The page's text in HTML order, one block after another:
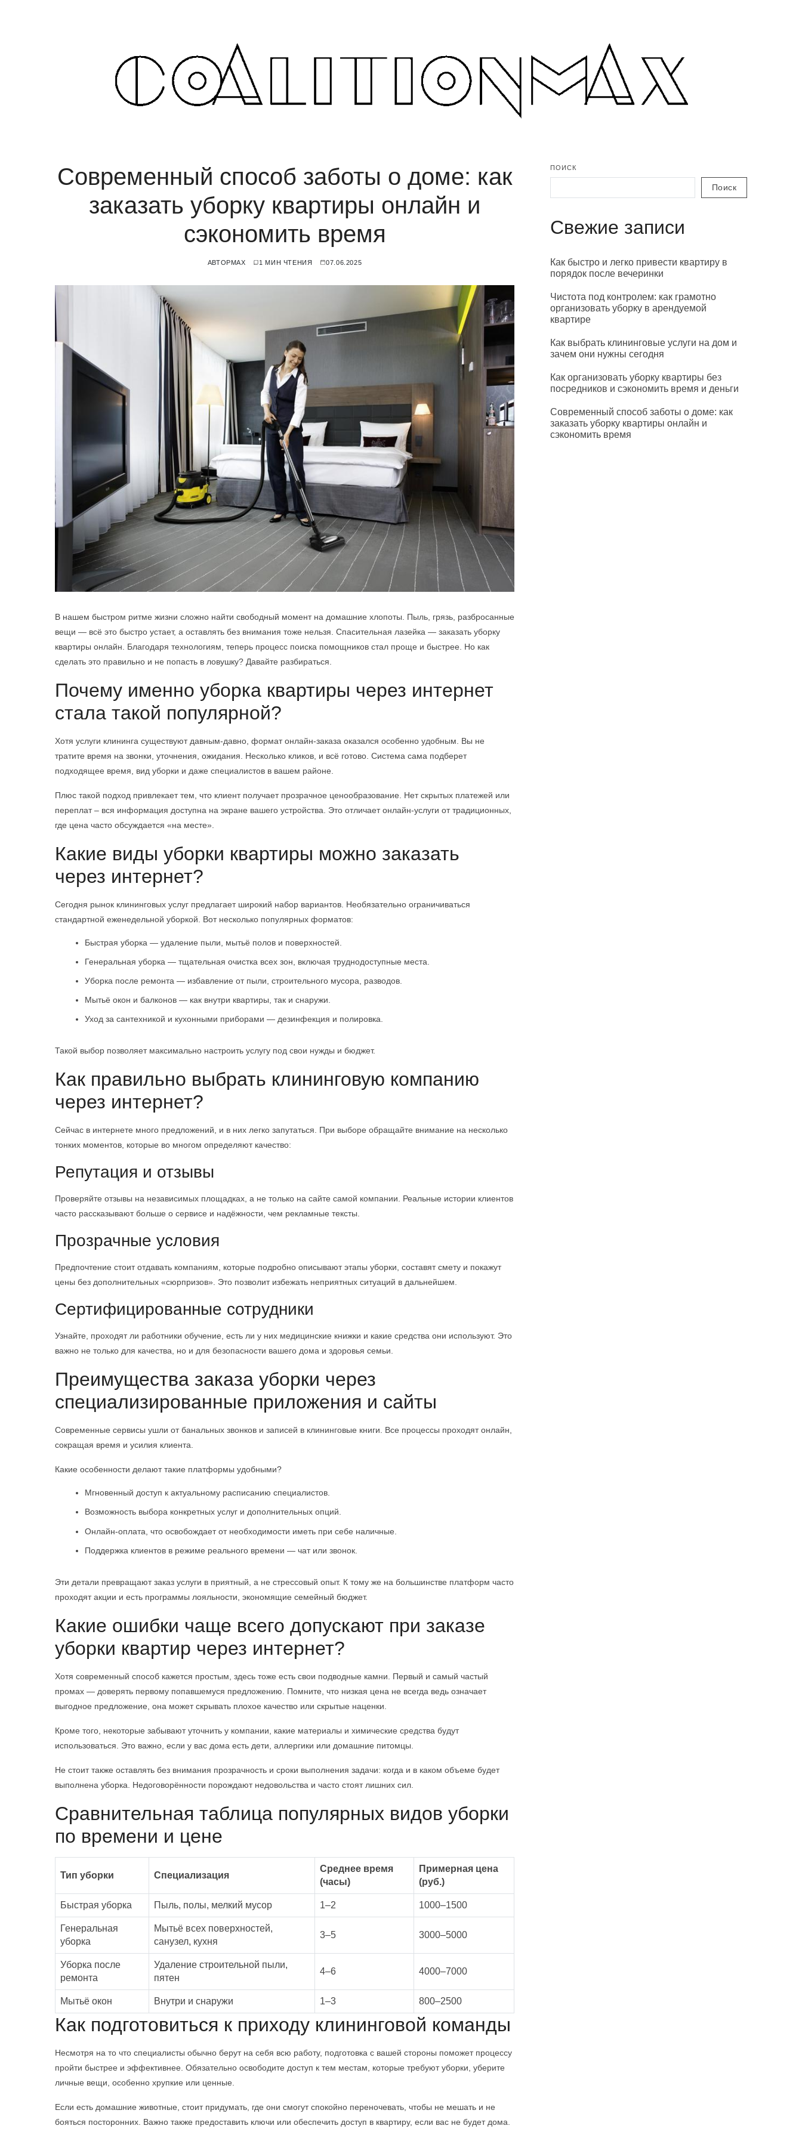
Современный способ заботы о доме: как
заказать уборку квартиры онлайн и
сэкономить время
АВТОРMAX 1 МИН ЧТЕНИЯ 07.06.2025
В нашем быстром ритме жизни сложно найти свободный момент на домашние хлопоты. Пыль, грязь, разбросанные
вещи — всё это быстро устает, а оставлять без внимания тоже нельзя. Спасительная лазейка — заказать уборку
квартиры онлайн. Благодаря технологиям, теперь процесс поиска помощников стал проще и быстрее. Но как
сделать это правильно и не попасть в ловушку? Давайте разбираться.
Почему именно уборка квартиры через интернет
стала такой популярной?
Хотя услуги клининга существуют давным-давно, формат онлайн-заказа оказался особенно удобным. Вы не
тратите время на звонки, уточнения, ожидания. Несколько кликов, и всё готово. Система сама подберет
подходящее время, вид уборки и даже специалистов в вашем районе.
Плюс такой подход привлекает тем, что клиент получает прозрачное ценообразование. Нет скрытых платежей или
переплат – вся информация доступна на экране вашего устройства. Это отличает онлайн-услуги от традиционных,
где цена часто обсуждается «на месте».
Какие виды уборки квартиры можно заказать
через интернет?
Сегодня рынок клининговых услуг предлагает широкий набор вариантов. Необязательно ограничиваться
стандартной еженедельной уборкой. Вот несколько популярных форматов:
Быстрая уборка — удаление пыли, мытьё полов и поверхностей.
Генеральная уборка — тщательная очистка всех зон, включая труднодоступные места.
Уборка после ремонта — избавление от пыли, строительного мусора, разводов.
Мытьё окон и балконов — как внутри квартиры, так и снаружи.
Уход за сантехникой и кухонными приборами — дезинфекция и полировка.
Такой выбор позволяет максимально настроить услугу под свои нужды и бюджет.
Как правильно выбрать клининговую компанию
через интернет?
Сейчас в интернете много предложений, и в них легко запутаться. При выборе обращайте внимание на несколько
тонких моментов, которые во многом определяют качество:
Репутация и отзывы
Проверяйте отзывы на независимых площадках, а не только на сайте самой компании. Реальные истории клиентов
часто рассказывают больше о сервисе и надёжности, чем рекламные тексты.
Прозрачные условия
Предпочтение стоит отдавать компаниям, которые подробно описывают этапы уборки, составят смету и покажут
цены без дополнительных «сюрпризов». Это позволит избежать неприятных ситуаций в дальнейшем.
Сертифицированные сотрудники
Узнайте, проходят ли работники обучение, есть ли у них медицинские книжки и какие средства они используют. Это
важно не только для качества, но и для безопасности вашего дома и здоровья семьи.
Преимущества заказа уборки через
специализированные приложения и сайты
Современные сервисы ушли от банальных звонков и записей в клининговые книги. Все процессы проходят онлайн,
сокращая время и усилия клиента.
Какие особенности делают такие платформы удобными?
Мгновенный доступ к актуальному расписанию специалистов.
Возможность выбора конкретных услуг и дополнительных опций.
Онлайн-оплата, что освобождает от необходимости иметь при себе наличные.
Поддержка клиентов в режиме реального времени — чат или звонок.
Эти детали превращают заказ услуги в приятный, а не стрессовый опыт. К тому же на большинстве платформ часто
проходят акции и есть программы лояльности, экономящие семейный бюджет.
Какие ошибки чаще всего допускают при заказе
уборки квартир через интернет?
Хотя современный способ кажется простым, здесь тоже есть свои подводные камни. Первый и самый частый
промах — доверять первому попавшемуся предложению. Помните, что низкая цена не всегда ведь означает
выгодное предложение, она может скрывать плохое качество или скрытые наценки.
Кроме того, некоторые забывают уточнить у компании, какие материалы и химические средства будут
использоваться. Это важно, если у вас дома есть дети, аллергики или домашние питомцы.
Не стоит также оставлять без внимания прозрачность и сроки выполнения задачи: когда и в каком объеме будет
выполнена уборка. Недоговорённости порождают недовольства и часто стоят лишних сил.
Сравнительная таблица популярных видов уборки
по времени и цене
Тип уборки Специализация
Среднее время
(часы)
Примерная цена
(руб.)
Быстрая уборка Пыль, полы, мелкий мусор 1–2 1000–1500
Генеральная
уборка
Мытьё всех поверхностей,
санузел, кухня
3–5 3000–5000
Уборка после
ремонта
Удаление строительной пыли,
пятен
4–6 4000–7000
Мытьё окон Внутри и снаружи 1–3 800–2500
Как подготовиться к приходу клининговой команды
Несмотря на то что специалисты обычно берут на себя всю работу, подготовка с вашей стороны поможет процессу
пройти быстрее и эффективнее. Обязательно освободите доступ к тем местам, которые требуют уборки, уберите
личные вещи, особенно хрупкие или ценные.
Если есть домашние животные, стоит придумать, где они смогут спокойно переночевать, чтобы не мешать и не
бояться посторонних. Важно также предоставить ключи или обеспечить доступ в квартиру, если вас не будет дома.
ПОИСК
Поиск
Свежие записи
Как быстро и легко привести квартиру в
порядок после вечеринки
Чистота под контролем: как грамотно
организовать уборку в арендуемой
квартире
Как выбрать клининговые услуги на дом и
зачем они нужны сегодня
Как организовать уборку квартиры без
посредников и сэкономить время и деньги
Современный способ заботы о доме: как
заказать уборку квартиры онлайн и
сэкономить время